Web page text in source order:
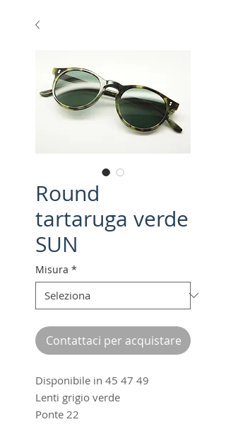
Round
tartaruga verde
SUN
Misura *
Contattaci per acquistare
Disponibile in 45 47 49
Lenti grigio verde
Ponte 22